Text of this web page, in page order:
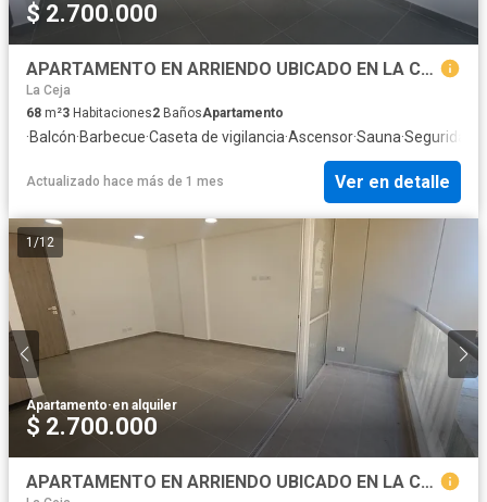
$ 2.700.000
APARTAMENTO EN ARRIENDO UBICADO EN LA CEJA SECTOR DON DIEGO
La Ceja
68 m²3 Habitaciones2 BañosApartamento
·Balcón·Barbecue·Caseta de vigilancia·Ascensor·Sauna·Seguridad
Actualizado hace más de 1 mes Ver en detalle
1 /12
Apartamento·en alquiler
$ 2.700.000
APARTAMENTO EN ARRIENDO UBICADO EN LA CEJA SECTOR DON DIEGO